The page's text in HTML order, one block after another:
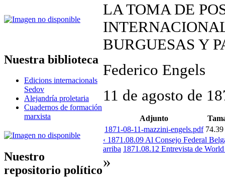
Nuestra biblioteca
Edicions internacionals
Sedov
Alejandría proletaria
Cuadernos de formación
marxista
Nuestro
repositorio político
LA TOMA DE
BURGUESAS Y
Federico Engels
11 de agosto de
Adjunto
1871-08-11-mazzini-engels.pdf
‹ 1871.08.09 Al Consejo Federal
arriba 1871.08.12 Entrevista de
»